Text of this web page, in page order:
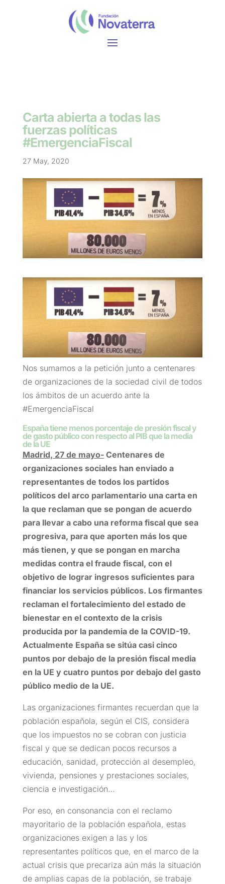
Carta abierta a todas las
fuerzas políticas
#EmergenciaFiscal
27 May, 2020
Nos sumamos a la petición junto a centenares
de organizaciones de la sociedad civil de todos
los ámbitos de un acuerdo ante la
#EmergenciaFiscal
España tiene menos porcentaje de presión fiscal y
de gasto público con respecto al PIB que la media
de la UE
Madrid, 27 de mayo-Centenares de
organizaciones sociales han enviado a
representantes de todos los partidos
políticos del arco parlamentario una carta en
la que reclaman que se pongan de acuerdo
para llevar a cabo una reforma fiscal que sea
progresiva, para que aporten más los que
más tienen, y que se pongan en marcha
medidas contra el fraude fiscal, con el
objetivo de lograr ingresos suficientes para
financiar los servicios públicos. Los firmantes
reclaman el fortalecimiento del estado de
bienestar en el contexto de la crisis
producida por la pandemia de la COVID-19.
Actualmente España se sitúa casi cinco
puntos por debajo de la presión fiscal media
en la UE y cuatro puntos por debajo del gasto
público medio de la UE.
Las organizaciones firmantes recuerdan que la
población española, según el CIS, considera
que los impuestos no se cobran con justicia
fiscal y que se dedican pocos recursos a
educación, sanidad, protección al desempleo,
vivienda, pensiones y prestaciones sociales,
ciencia e investigación…
Por eso, en consonancia con el reclamo
mayoritario de la población española, estas
organizaciones exigen a las y los
representantes políticos que, en el marco de la
actual crisis que precariza aún más la situación
de amplias capas de la población, se trabaje